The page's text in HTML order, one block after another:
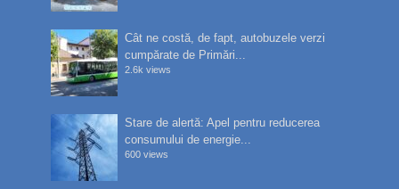
Cât ne costă, de fapt, autobuzele verzi
cumpărate de Primări...
2.6k views
Stare de alertă: Apel pentru reducerea
consumului de energie...
600 views